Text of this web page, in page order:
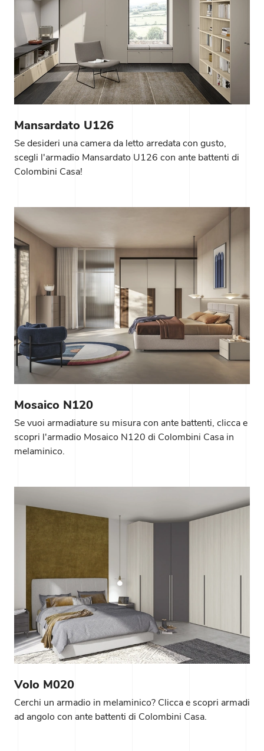
Mansardato U126
Se desideri una camera da letto arredata con gusto,
scegli l'armadio Mansardato U126 con ante battenti di
Colombini Casa!
Mosaico N120
Se vuoi armadiature su misura con ante battenti, clicca e
scopri l'armadio Mosaico N120 di Colombini Casa in
melaminico.
Volo M020
Cerchi un armadio in melaminico? Clicca e scopri armadi
ad angolo con ante battenti di Colombini Casa.